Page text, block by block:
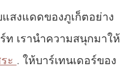
สงแดดของภูเก็ตอย่าง
ท เรานำความสนุกมาให้
ะ . ให้บาร์เทนเดอร์ของ